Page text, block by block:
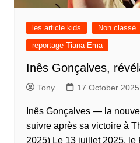
les article kids Non classé
reportage Tiana Ema
Inês Gonçalves,
Tony 17 October 2025
Inês Gonçalves — la
suivre après sa victoire à
2025) Le 13 juillet 2025, le